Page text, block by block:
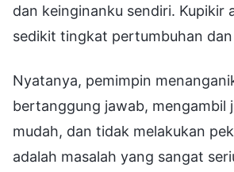
dan keinginanku sendiri. Kupikir
sedikit tingkat pertumbuhan
Nyatanya, pemimpin
bertanggung jawab, mengambil
mudah, dan tidak melakukan
adalah masalah yang sangat